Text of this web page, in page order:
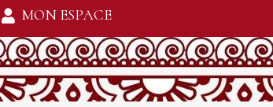
MON ESPACE